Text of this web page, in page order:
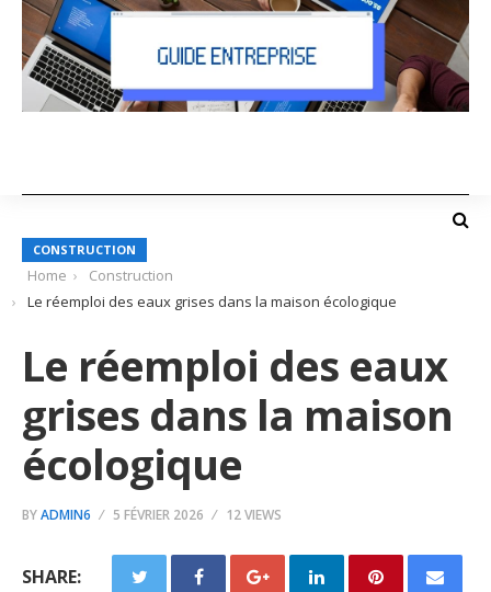
CONSTRUCTION
Home
Construction
Le réemploi des eaux grises dans la maison écologique
Le réemploi des eaux
grises dans la maison
écologique
BYADMIN6 5 FÉVRIER 2026 12 VIEWS
SHARE: